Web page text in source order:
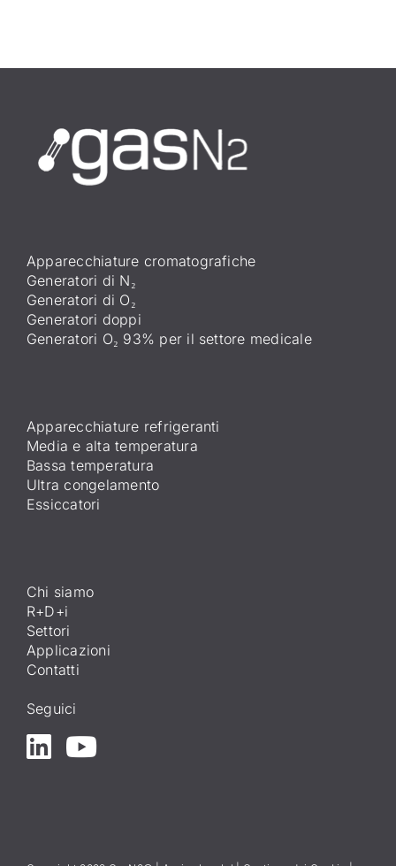
Apparecchiature cromatografiche
Generatori di N₂
Generatori di O₂
Generatori doppi
Generatori O₂ 93% per il settore medicale
Apparecchiature refrigeranti
Media e alta temperatura
Bassa temperatura
Ultra congelamento
Essiccatori
Chi siamo
R+D+i
Settori
Applicazioni
Contatti
Seguici